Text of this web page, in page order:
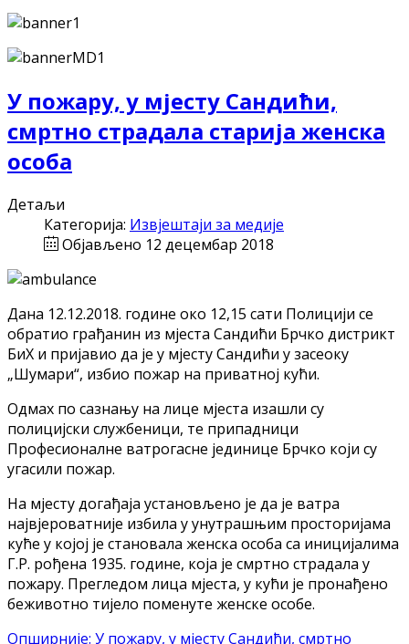
У пожару, у мјесту Сандићи,
смртно страдала старија женска
особа
Детаљи
Категорија: Извјештаји за медије
Објављено 12 децембар 2018
Дана 12.12.2018. године око 12,15 сати Полицији се
обратио грађанин из мјеста Сандићи Брчко дистрикт
БиХ и пријавио да је у мјесту Сандићи у засеоку
„Шумари“, избио пожар на приватној кући.
Одмах по сазнању на лице мјеста изашли су
полицијски службеници, те припадници
Професионалне ватрогасне јединице Брчко који су
угасили пожар.
На мјесту догађаја установљено је да је ватра
највјероватније избила у унутрашњим просторијама
куће у којој је становала женска особа са иницијалима
Г.Р. рођена 1935. године, која је смртно страдала у
пожару. Прегледом лица мјеста, у кући је пронађено
беживотно тијело поменуте женске особе.
Опширније: У пожару, у мјесту Сандићи, смртно